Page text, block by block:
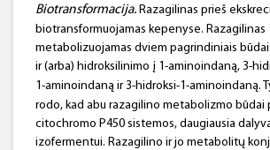
Biotransformacija. Razagilinas prieš
biotransformuojamas kepenyse. Razagilinas
metabolizuojamas dviem pagrindiniais
ir (arba) hidroksilinimo į 1-aminoindaną, 3-
1-aminoindaną ir 3-hidroksi-1-aminoindaną.
rodo, kad abu razagilino metabolizmo būdai
citochromo P450 sistemos, daugiausia
izofermentui. Razagilino ir jo metabolitų